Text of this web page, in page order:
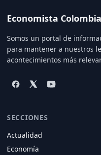
Economista Colombia
Somos un portal de
para mantener a nuestros
acontecimientos más
SECCIONES
Actualidad
Economía